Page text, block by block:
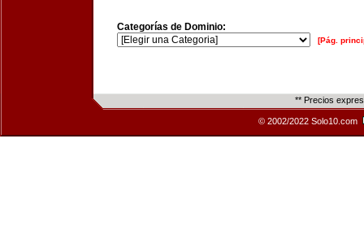
Categorías de Dominio:
[Pág.
** Precios
© 2002/2022 Solo10.com